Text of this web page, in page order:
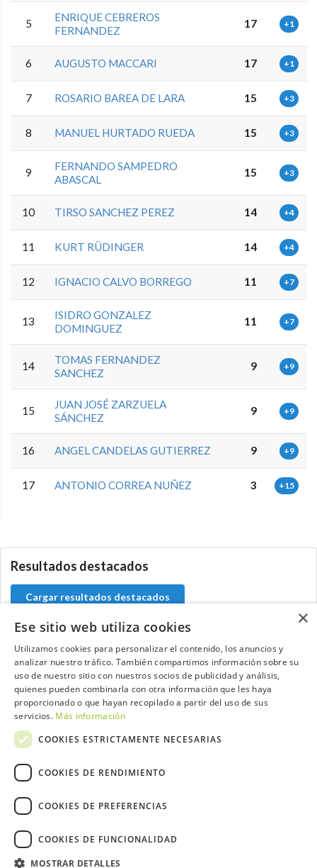
5
ENRIQUE CEBREROS
FERNANDEZ
17 +1
6 AUGUSTO MACCARI 17 +1
7 ROSARIO BAREA DE LARA 15 +3
8 MANUEL HURTADO RUEDA 15 +3
9
FERNANDO SAMPEDRO
ABASCAL
15 +3
10 TIRSO SANCHEZ PEREZ 14 +4
11 KURT RÜDINGER 14 +4
12 IGNACIO CALVO BORREGO 11 +7
13
ISIDRO GONZALEZ
DOMINGUEZ
11 +7
14
TOMAS FERNANDEZ
SANCHEZ
9 +9
15
JUAN JOSÉ ZARZUELA
SÁNCHEZ
9 +9
16 ANGEL CANDELAS GUTIERREZ 9 +9
17 ANTONIO CORREA NUÑEZ 3 +15
Resultados destacados
Cargar resultados destacados
Contacta con el equipo de NextCaddy
Opina Contacta
×
Ese sitio web utiliza cookies
Utilizamos cookies para personalizar el contenido, los anuncios y
analizar nuestro tráfico. También compartimos información sobre su
uso de nuestro sitio con nuestros socios de publicidad y análisis,
quienes pueden combinarla con otra información que les haya
proporcionado o que hayan recopilado a partir del uso de sus
servicios. Más información
COOKIES ESTRICTAMENTE NECESARIAS
COOKIES DE RENDIMIENTO
COOKIES DE PREFERENCIAS
COOKIES DE FUNCIONALIDAD
MOSTRAR DETALLES